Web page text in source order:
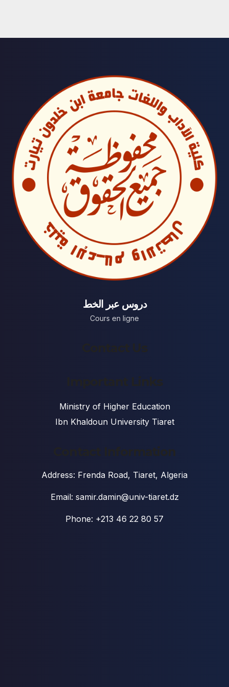
دروس عبر الخط
Cours en ligne
Contact Us
Important Links
Ministry of Higher Education
Ibn Khaldoun University Tiaret
Contact Information
Address: Frenda Road, Tiaret, Algeria
Email: samir.damin@univ-tiaret.dz
Phone: +213 46 22 80 57